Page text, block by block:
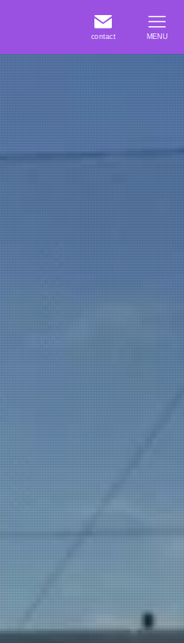
contact MENU